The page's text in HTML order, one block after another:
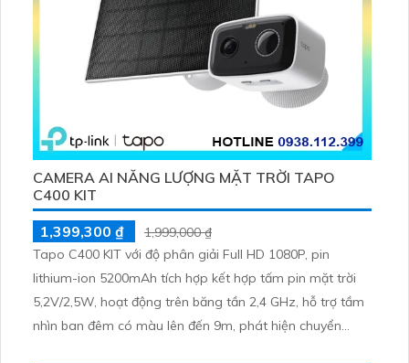
CAMERA AI NĂNG LƯỢNG MẶT TRỜI TAPO
C400 KIT
1,399,300 ₫
1,999,000 ₫
Tapo C400 KIT với độ phân giải Full HD 1080P, pin
lithium-ion 5200mAh tích hợp kết hợp tấm pin mặt trời
5,2V/2,5W, hoạt động trên băng tần 2,4 GHz, hỗ trợ tầm
nhìn ban đêm có màu lên đến 9m, phát hiện chuyển